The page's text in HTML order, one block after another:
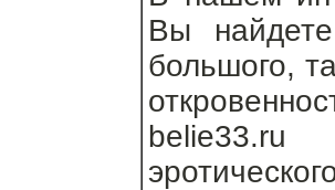
Вы
большого,
belie33.ru